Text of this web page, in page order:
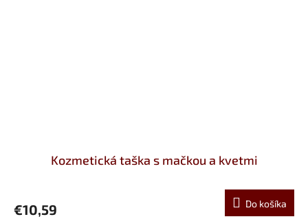
Kozmetická taška s mačkou a kvetmi
€10,59 Do košíka